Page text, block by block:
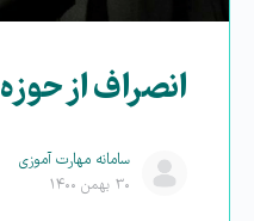
انصراف از حوزه
سامانه مهارت آموزی
۳۰ بهمن ۱۴۰۰